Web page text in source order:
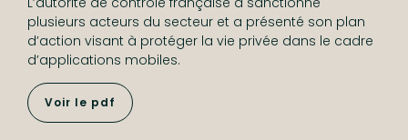
plusieurs acteurs du secteur et a présenté son plan
d’action visant à protéger la vie privée dans le cadre
d’applications mobiles.
Voir le pdf